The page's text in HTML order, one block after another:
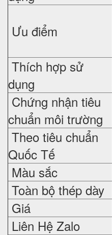
Ưu điểm
Thích hợp sử
dụng
Chứng nhận tiêu
chuẩn môi trường
Theo tiêu chuẩn
Quốc Tế
Màu sắc
Toàn bộ thép dày
Giá
Liên Hệ Zalo